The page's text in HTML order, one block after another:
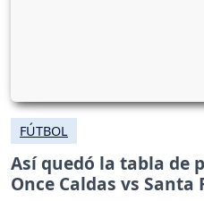
FÚTBOL
Así quedó la tabla de
Once Caldas vs Santa